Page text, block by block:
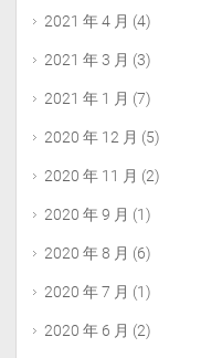
2021 年 4 月 (4)
2021 年 3 月 (3)
2021 年 1 月 (7)
2020 年 12 月 (5)
2020 年 11 月 (2)
2020 年 9 月 (1)
2020 年 8 月 (6)
2020 年 7 月 (1)
2020 年 6 月 (2)